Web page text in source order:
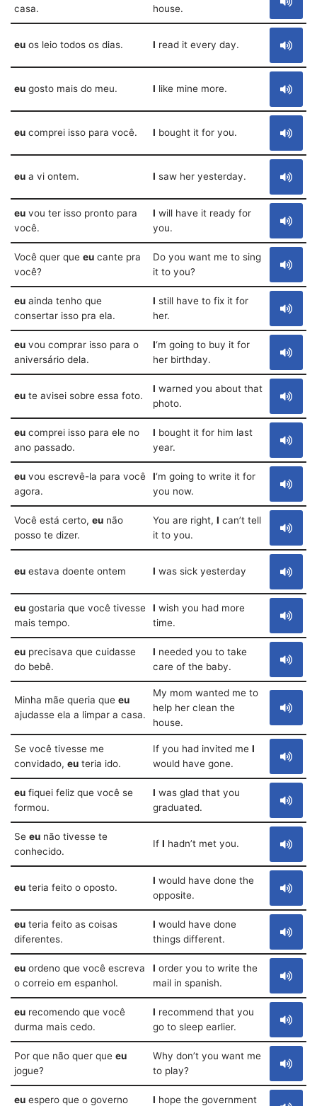
casa. house.
eu os leio todos os dias. I read it every day.
eu gosto mais do meu. I like mine more.
eu comprei isso para você. I bought it for you.
eu a vi ontem. I saw her yesterday.
eu vou ter isso pronto para
você.
I will have it ready for
you.
Você quer que eu cante pra
você?
Do you want me to sing
it to you?
eu ainda tenho que
consertar isso pra ela.
I still have to fix it for
her.
eu vou comprar isso para o
aniversário dela.
I‘m going to buy it for
her birthday.
eu te avisei sobre essa foto.
I warned you about that
photo.
eu comprei isso para ele no
ano passado.
I bought it for him last
year.
eu vou escrevê-la para você
agora.
I‘m going to write it for
you now.
Você está certo, eu não
posso te dizer.
You are right, I can’t tell
it to you.
eu estava doente ontem I was sick yesterday
eu gostaria que você tivesse
mais tempo.
I wish you had more
time.
eu precisava que cuidasse
do bebê.
I needed you to take
care of the baby.
Minha mãe queria que eu
ajudasse ela a limpar a casa.
My mom wanted me to
help her clean the
house.
Se você tivesse me
convidado, eu teria ido.
If you had invited me I
would have gone.
eu fiquei feliz que você se
formou.
I was glad that you
graduated.
Se eu não tivesse te
conhecido.
If I hadn’t met you.
eu teria feito o oposto.
I would have done the
opposite.
eu teria feito as coisas
diferentes.
I would have done
things different.
eu ordeno que você escreva
o correio em espanhol.
I order you to write the
mail in spanish.
eu recomendo que você
durma mais cedo.
I recommend that you
go to sleep earlier.
Por que não quer que eu
jogue?
Why don’t you want me
to play?
eu espero que o governo
I hope the government